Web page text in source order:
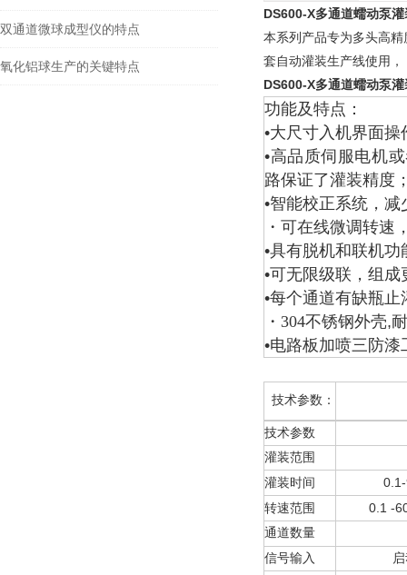
双通道微球成型仪的特点
氧化铝球生产的关键特点
DS600-X多通道蠕动泵
本系列产品专为多头高
套自动灌装生产线使用
DS600-X多通道蠕动泵
功能及特点：
•大尺寸入机界面
•高品质伺服电机
路保证了灌装精度
•智能校正系统，
・可在线微调转速
•具有脱机和联机功
•可无限级联，组成
•每个通道有缺瓶止
・ 304不锈钢外壳,
•电路板加喷三防
技术参数：
技术参数
灌装范围
灌装时间
转速范围 0.1 -
通道数量
信号输入